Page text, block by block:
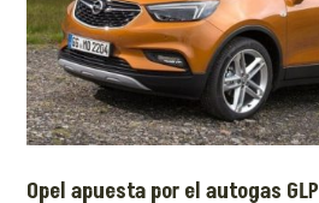
Opel apuesta por el autogas GLP